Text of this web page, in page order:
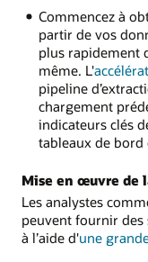
Commencez à
partir de vos
plus rapidement
même. L'
pipeline
chargement
indicateurs clés
tableaux de bord
Mise en œuvre de
Les analystes
peuvent fournir des
à l’aide d'une